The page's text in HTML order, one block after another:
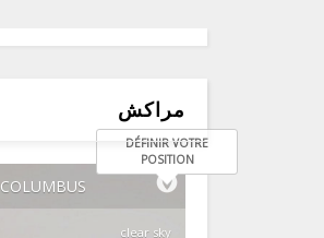
مراكش
COLUMBUS
DÉFINIR VOTRE
POSITION
clear sky